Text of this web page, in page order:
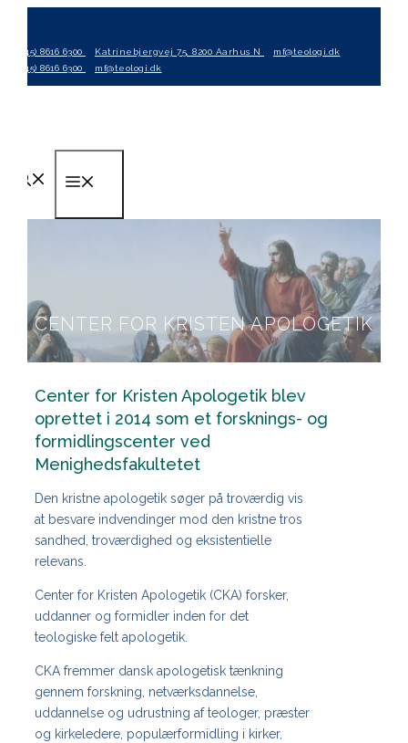
indhold
(+45) 8616 6300 Katrinebjergvej 75, 8200 Aarhus N
mf@teologi.dk
(+45) 8616 6300
mf@teologi.dk
CENTER FOR KRISTEN APOLOGETIK
Center for Kristen Apologetik blev
oprettet i 2014 som et forsknings- og
formidlingscenter ved
Menighedsfakultetet
Den kristne apologetik søger på troværdig vis
at besvare indvendinger mod den kristne tros
sandhed, troværdighed og eksistentielle
relevans.
Center for Kristen Apologetik (CKA) forsker,
uddanner og formidler inden for det
teologiske felt apologetik.
CKA fremmer dansk apologetisk tænkning
gennem forskning, netværksdannelse,
uddannelse og udrustning af teologer, præster
og kirkeledere, populærformidling i kirker,